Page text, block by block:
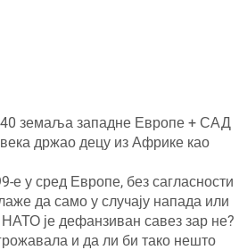
40 земаља западне Европе + САД
држао децу из Африке као
е у сред Европе, без сагласности
да само у случају напада или
је дефанзиван савез зар не?
и да ли би тако нешто